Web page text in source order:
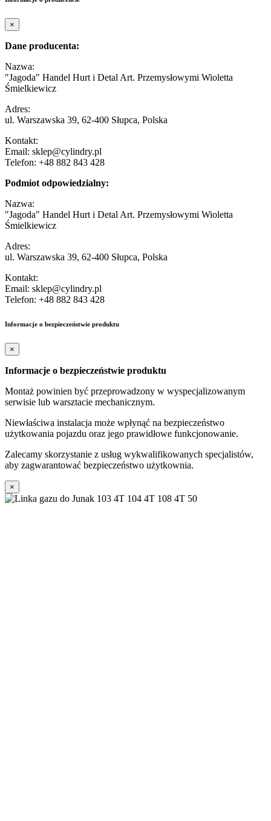
×
Dane producenta:
Nazwa:
"Jagoda" Handel Hurt i Detal Art. Przemysłowymi Wioletta
Śmielkiewicz
Adres:
ul. Warszawska 39, 62-400 Słupca, Polska
Kontakt:
Email: sklep@cylindry.pl
Telefon: +48 882 843 428
Podmiot odpowiedzialny:
Nazwa:
"Jagoda" Handel Hurt i Detal Art. Przemysłowymi Wioletta
Śmielkiewicz
Adres:
ul. Warszawska 39, 62-400 Słupca, Polska
Kontakt:
Email: sklep@cylindry.pl
Telefon: +48 882 843 428
Informacje o bezpieczeństwie produktu
×
Informacje o bezpieczeństwie produktu
Montaż powinien być przeprowadzony w wyspecjalizowanym
serwisie lub warsztacie mechanicznym.
Niewłaściwa instalacja może wpłynąć na bezpieczeństwo
użytkowania pojazdu oraz jego prawidłowe funkcjonowanie.
Zalecamy skorzystanie z usług wykwalifikowanych specjalistów,
aby zagwarantować bezpieczeństwo użytkownia.
×